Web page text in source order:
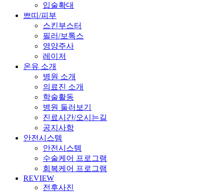
입술확대
쁘띠/피부
스킨부스터
필러/보톡스
영양주사
레이저
온유 소개
병원 소개
의료진 소개
학술활동
병원 둘러보기
진료시간/오시는길
공지사항
안전시스템
안전시스템
수술케어 프로그램
회복케어 프로그램
REVIEW
전후사진